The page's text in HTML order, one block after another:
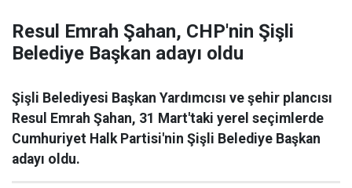
Resul Emrah Şahan, CHP'nin Şişli
Belediye Başkan adayı oldu
Şişli Belediyesi Başkan Yardımcısı ve şehir plancısı
Resul Emrah Şahan, 31 Mart'taki yerel seçimlerde
Cumhuriyet Halk Partisi'nin Şişli Belediye Başkan
adayı oldu.